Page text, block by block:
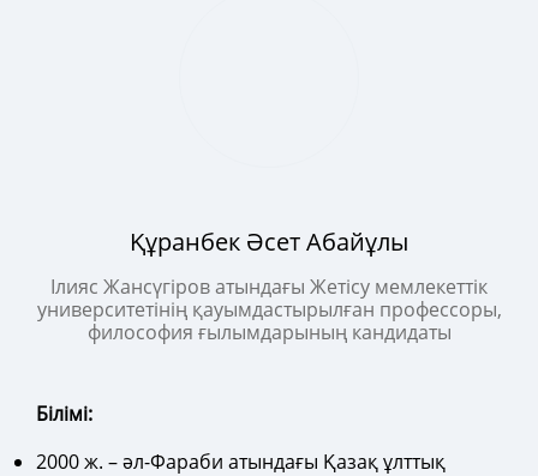
Құранбек Әсет Абайұлы
Ілияс Жансүгіров атындағы Жетісу мемлекеттік
университетінің қауымдастырылған профессоры,
философия ғылымдарының кандидаты
Білімі:
2000 ж. – әл-Фараби атындағы Қазақ ұлттық